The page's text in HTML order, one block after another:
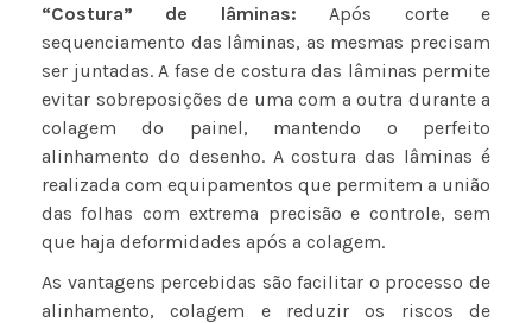
“Costura” de lâminas: Após corte e
sequenciamento das lâminas, as mesmas precisam
ser juntadas. A fase de costura das lâminas permite
evitar sobreposições de uma com a outra durante a
colagem do painel, mantendo o perfeito
alinhamento do desenho. A costura das lâminas é
realizada com equipamentos que permitem a união
das folhas com extrema precisão e controle, sem
que haja deformidades após a colagem.
As vantagens percebidas são facilitar o processo de
alinhamento, colagem e reduzir os riscos de